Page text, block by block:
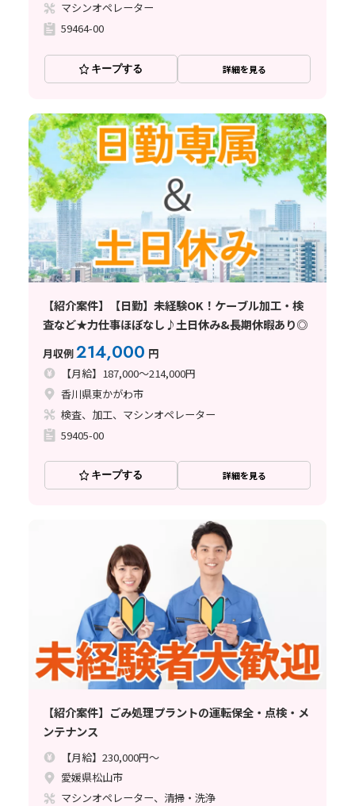
マシンオペレーター
59464-00
キープする 詳細を見る
【紹介案件】【日勤】未経験OK！ケーブル加工・検
査など★力仕事ほぼなし♪土日休み&長期休暇あり◎
月収例214,000 円
【月給】187,000～214,000円
香川県東かがわ市
検査、加工、マシンオペレーター
59405-00
キープする 詳細を見る
【紹介案件】ごみ処理プラントの運転保全・点検・メ
ンテナンス
【月給】230,000円～
愛媛県松山市
マシンオペレーター、清掃・洗浄